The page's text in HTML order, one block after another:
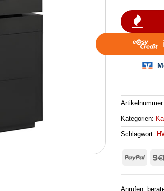
Artikelnummer:
Kategorien:
Schlagwort:
Anrufen,